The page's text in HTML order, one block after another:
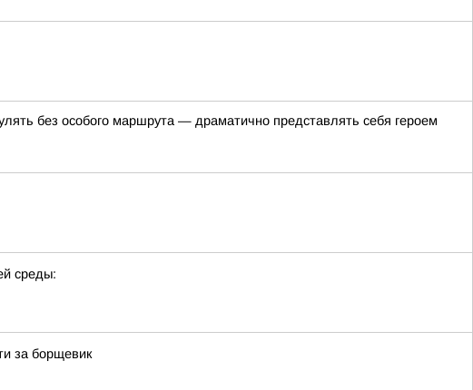
без особого маршрута — драматично представлять себя героем
среды:
за борщевик